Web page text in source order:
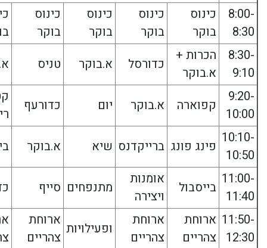
8:00-
8:30
כינוס
בוקר
כינוס
בוקר
כינוס
בוקר
כינוס
בוקר
8:30-
9:10
הכרות +
א.בוקר
כדורסל א.בוקר טניס
9:20-
10:00
קפוארה א.בוקר יום כדורעף
10:10-
10:50
פינג פונג ברייקדנס שיא א.בוקר
11:00-
11:40
בייסבול
אומנות
ויצירה
מתנפחים סייף
11:50-
12:30
ארוחת
צהריים
ארוחת
צהריים
ופעילויות
ארוחת
צהריים